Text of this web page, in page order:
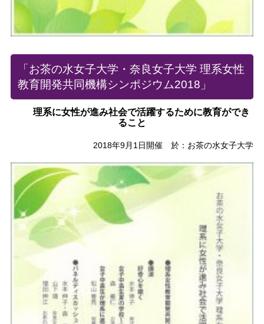
「お茶の水女子大学・奈良女子大学 理系女性
教育開発共同機構シンポジウム2018」
理系に女性が進み社会で活躍するために教育ができ
ること
2018年9月1日開催 於：お茶の水女子大学